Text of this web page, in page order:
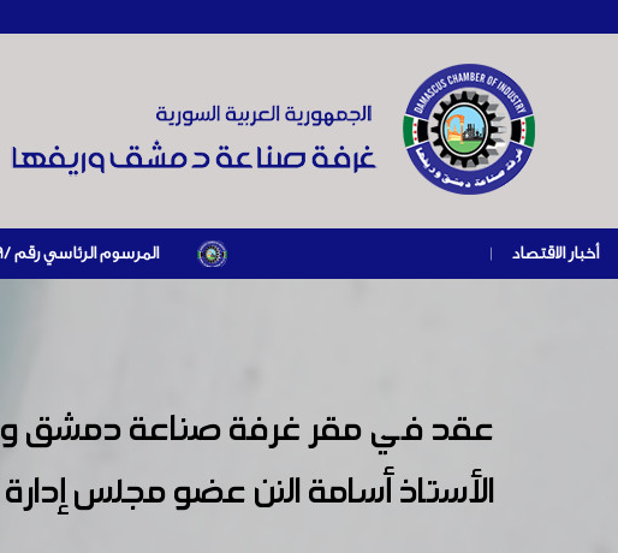
أخبار الاقتصاد | المرسوم الرئاسي رقم /69/ لعام 2026 .. دعم ضريبي للمنشآت المتضررة في إطار مسار التعافي الاقتصادي وإعادة تنشيط الإنتاج
عقد في مقر غرفة صناعة دمشق
الأستاذ أسامة النن عضو مجلس